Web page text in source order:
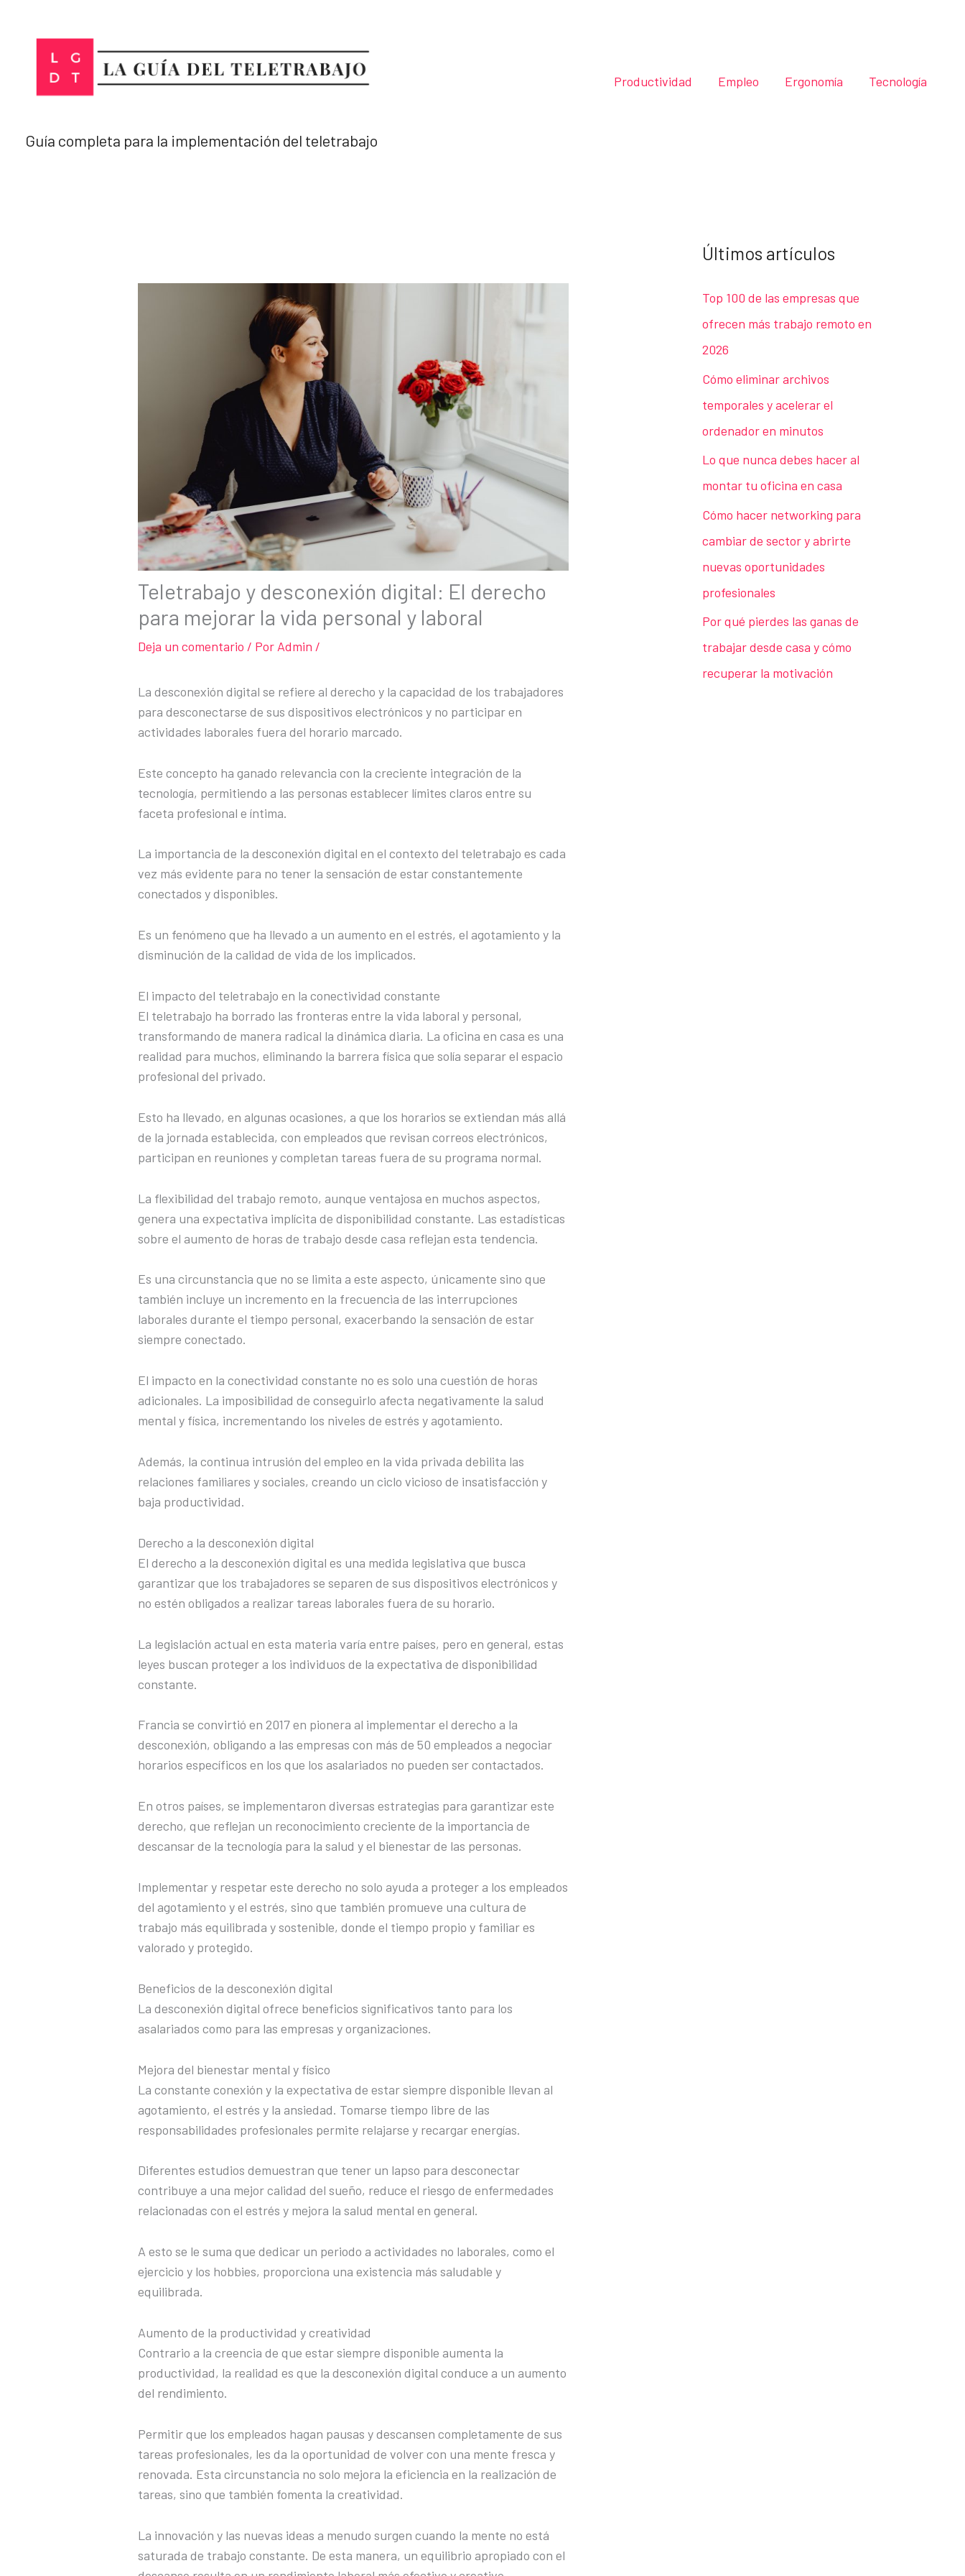
contenido
Guía completa para la implementación del teletrabajo
Productividad Empleo Ergonomía Tecnología
Teletrabajo y desconexión digital: El derecho
para mejorar la vida personal y laboral
Deja un comentario / Por Admin /
La desconexión digital se refiere al derecho y la capacidad de los trabajadores
para desconectarse de sus dispositivos electrónicos y no participar en
actividades laborales fuera del horario marcado.
Este concepto ha ganado relevancia con la creciente integración de la
tecnología, permitiendo a las personas establecer límites claros entre su
faceta profesional e íntima.
La importancia de la desconexión digital en el contexto del teletrabajo es cada
vez más evidente para no tener la sensación de estar constantemente
conectados y disponibles.
Es un fenómeno que ha llevado a un aumento en el estrés, el agotamiento y la
disminución de la calidad de vida de los implicados.
El impacto del teletrabajo en la conectividad constante
El teletrabajo ha borrado las fronteras entre la vida laboral y personal,
transformando de manera radical la dinámica diaria. La oficina en casa es una
realidad para muchos, eliminando la barrera física que solía separar el espacio
profesional del privado.
Esto ha llevado, en algunas ocasiones, a que los horarios se extiendan más allá
de la jornada establecida, con empleados que revisan correos electrónicos,
participan en reuniones y completan tareas fuera de su programa normal.
La flexibilidad del trabajo remoto, aunque ventajosa en muchos aspectos,
genera una expectativa implícita de disponibilidad constante. Las estadísticas
sobre el aumento de horas de trabajo desde casa reflejan esta tendencia.
Es una circunstancia que no se limita a este aspecto, únicamente sino que
también incluye un incremento en la frecuencia de las interrupciones
laborales durante el tiempo personal, exacerbando la sensación de estar
siempre conectado.
El impacto en la conectividad constante no es solo una cuestión de horas
adicionales. La imposibilidad de conseguirlo afecta negativamente la salud
mental y física, incrementando los niveles de estrés y agotamiento.
Además, la continua intrusión del empleo en la vida privada debilita las
relaciones familiares y sociales, creando un ciclo vicioso de insatisfacción y
baja productividad.
Derecho a la desconexión digital
El derecho a la desconexión digital es una medida legislativa que busca
garantizar que los trabajadores se separen de sus dispositivos electrónicos y
no estén obligados a realizar tareas laborales fuera de su horario.
La legislación actual en esta materia varía entre países, pero en general, estas
leyes buscan proteger a los individuos de la expectativa de disponibilidad
constante.
Francia se convirtió en 2017 en pionera al implementar el derecho a la
desconexión, obligando a las empresas con más de 50 empleados a negociar
horarios específicos en los que los asalariados no pueden ser contactados.
En otros países, se implementaron diversas estrategias para garantizar este
derecho, que reflejan un reconocimiento creciente de la importancia de
descansar de la tecnología para la salud y el bienestar de las personas.
Implementar y respetar este derecho no solo ayuda a proteger a los empleados
del agotamiento y el estrés, sino que también promueve una cultura de
trabajo más equilibrada y sostenible, donde el tiempo propio y familiar es
valorado y protegido.
Beneficios de la desconexión digital
La desconexión digital ofrece beneficios significativos tanto para los
asalariados como para las empresas y organizaciones.
Mejora del bienestar mental y físico
La constante conexión y la expectativa de estar siempre disponible llevan al
agotamiento, el estrés y la ansiedad. Tomarse tiempo libre de las
responsabilidades profesionales permite relajarse y recargar energías.
Diferentes estudios demuestran que tener un lapso para desconectar
contribuye a una mejor calidad del sueño, reduce el riesgo de enfermedades
relacionadas con el estrés y mejora la salud mental en general.
A esto se le suma que dedicar un periodo a actividades no laborales, como el
ejercicio y los hobbies, proporciona una existencia más saludable y
equilibrada.
Aumento de la productividad y creatividad
Contrario a la creencia de que estar siempre disponible aumenta la
productividad, la realidad es que la desconexión digital conduce a un aumento
del rendimiento.
Permitir que los empleados hagan pausas y descansen completamente de sus
tareas profesionales, les da la oportunidad de volver con una mente fresca y
renovada. Esta circunstancia no solo mejora la eficiencia en la realización de
tareas, sino que también fomenta la creatividad.
La innovación y las nuevas ideas a menudo surgen cuando la mente no está
saturada de trabajo constante. De esta manera, un equilibrio apropiado con el
Últimos artículos
Top 100 de las empresas que
ofrecen más trabajo remoto en
2026
Cómo eliminar archivos
temporales y acelerar el
ordenador en minutos
Lo que nunca debes hacer al
montar tu oficina en casa
Cómo hacer networking para
cambiar de sector y abrirte
nuevas oportunidades
profesionales
Por qué pierdes las ganas de
trabajar desde casa y cómo
recuperar la motivación